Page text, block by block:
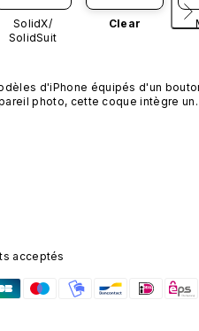
SolidX/
SolidSuit
Clear
d'iPhone équipés d'un
photo, cette coque intègre un
acceptés